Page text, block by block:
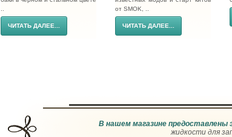
ЧИТАТЬ ДАЛЕЕ...
от SMOK, ..
ЧИТАТЬ ДАЛЕЕ...
В нашем магазине
жидкости для